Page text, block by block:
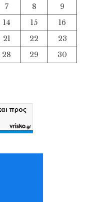
7 8
9
14 15
16
21 22
23
28 29 30